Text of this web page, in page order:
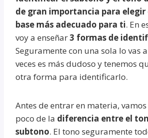
de gran importancia para elegir
base más adecuado para ti. En
voy a enseñar3 formas de
Seguramente con una sola lo vas
veces es más dudoso y tenemos
otra forma para identificarlo.
Antes de entrar en materia,
poco de la diferencia entre el
subtono. El tono seguramente